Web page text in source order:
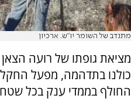
מתנדב של השומר יו"ש. ארכיון
מציאת גופתו של רועה
כולנו בתדהמה, מפעל
החולף בממדי ענק בכל שטחי